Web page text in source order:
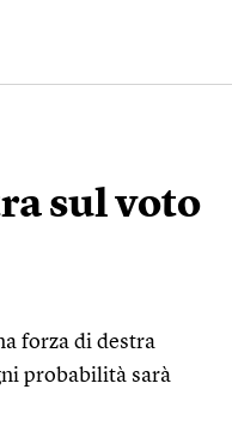
sul voto
forza di destra
probabilità sarà